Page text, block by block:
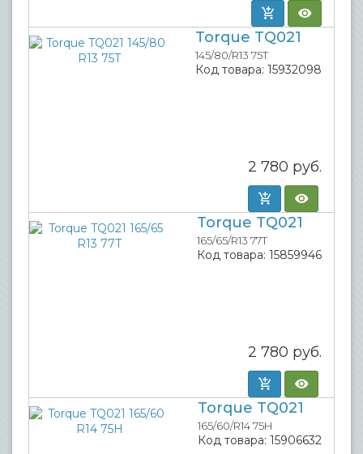
Torque TQ021
145/80/R13 75T
Код товара: 15932098
2 780 руб.
Torque TQ021
165/65/R13 77T
Код товара: 15859946
2 780 руб.
Torque TQ021
165/60/R14 75H
Код товара: 15906632